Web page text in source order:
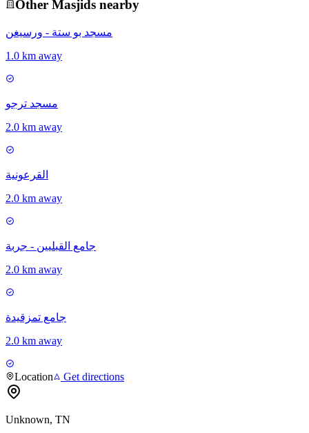
Other Masjids nearby
مسجد بو ستة - ورسيغن
1.0 km away
مسجد ترجو
2.0 km away
القرعونية
2.0 km away
جامع القبليين - جربة
2.0 km away
جامع تمزقيدة
2.0 km away
Location Get directions
Unknown, TN